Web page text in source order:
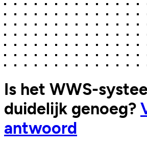
Is het WWS-
duidelijk genoeg?
antwoord